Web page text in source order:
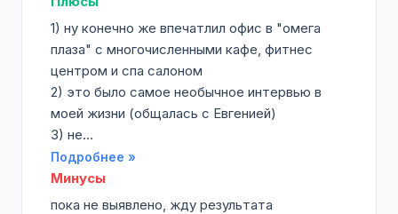
1) ну конечно же впечатлил офис в "омега
плаза" с многочисленными кафе, фитнес
центром и спа салоном
2) это было самое необычное интервью в
моей жизни (общалась с Евгенией)
3) не...
Подробнее »
Минусы
пока не выявлено, жду результата